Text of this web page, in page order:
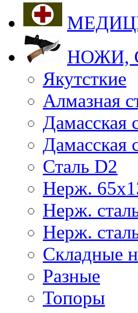
НОЖИ,
Якутсткие
Алмазная
Дамасская
Дамасская
Сталь D2
Нерж.
Нерж.
Нерж.
Складные
Разные
Топоры